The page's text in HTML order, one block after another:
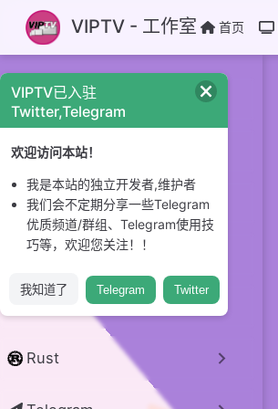
跳至主要內容VIPTV - 工作室 首页
CI/CD
GitHub
Linux 系统
开源项目
Rust
VIPTV已入驻
Twitter,Telegram
欢迎访问本站！
我是本站的独立开发者,维护者
我们会不定期分享一些Telegram
优质频道/群组、Telegram使用技
巧等，欢迎您关注！！
我知道了 Telegram Twitter